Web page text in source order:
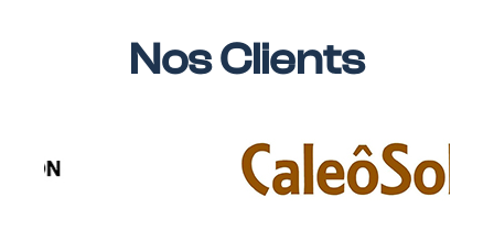
Nos Clients